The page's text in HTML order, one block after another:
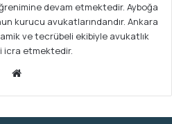
devam etmektedir. Ayboğa
kurucu avukatlarındandır. Ankara
ve tecrübeli ekibiyle avukatlık
icra etmektedir.